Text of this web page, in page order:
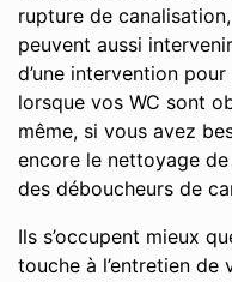
rupture de
peuvent aussi
d’une intervention pour
lorsque vos WC sont
même, si vous avez
encore le nettoyage
des déboucheurs de
Ils s’occupent mieux
touche à l’entretien